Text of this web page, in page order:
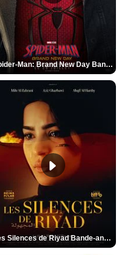
Spider-Man: Brand New Day Bande-annonce VO STFR
Les Silences de Riyad Bande-annonce VO STFR